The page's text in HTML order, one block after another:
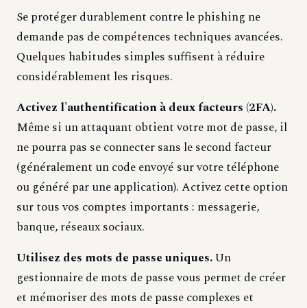
Se protéger durablement contre le phishing ne
demande pas de compétences techniques avancées.
Quelques habitudes simples suffisent à réduire
considérablement les risques.
Activez l'authentification à deux facteurs (2FA).
Même si un attaquant obtient votre mot de passe, il
ne pourra pas se connecter sans le second facteur
(généralement un code envoyé sur votre téléphone
ou généré par une application). Activez cette option
sur tous vos comptes importants : messagerie,
banque, réseaux sociaux.
Utilisez des mots de passe uniques.Un
gestionnaire de mots de passe vous permet de créer
et mémoriser des mots de passe complexes et